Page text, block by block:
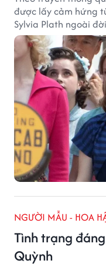
được lấy cảm hứng
Sylvia Plath ngoài
NGƯỜI MẪU - HOA
Tình trạng
Quỳnh